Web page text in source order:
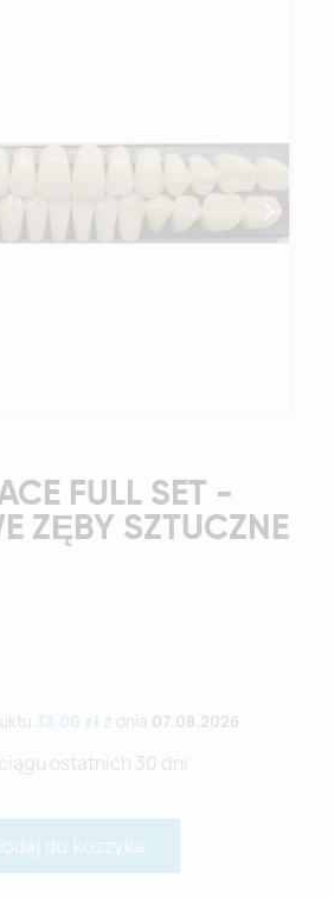
FULL SET -
ZĘBY SZTUCZNE
33,00 zł z dnia 07.08.2026
ostatnich 30 dni
do koszyka